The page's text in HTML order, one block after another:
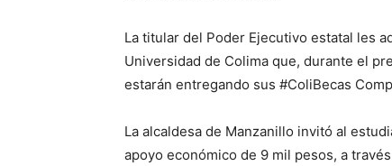
La titular del Poder Ejecutivo estatal les
Universidad de Colima que, durante el
estarán entregando sus #ColiBecas
La alcaldesa de Manzanillo invitó al
apoyo económico de 9 mil pesos, a